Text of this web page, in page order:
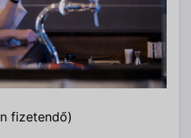
fizetendő)